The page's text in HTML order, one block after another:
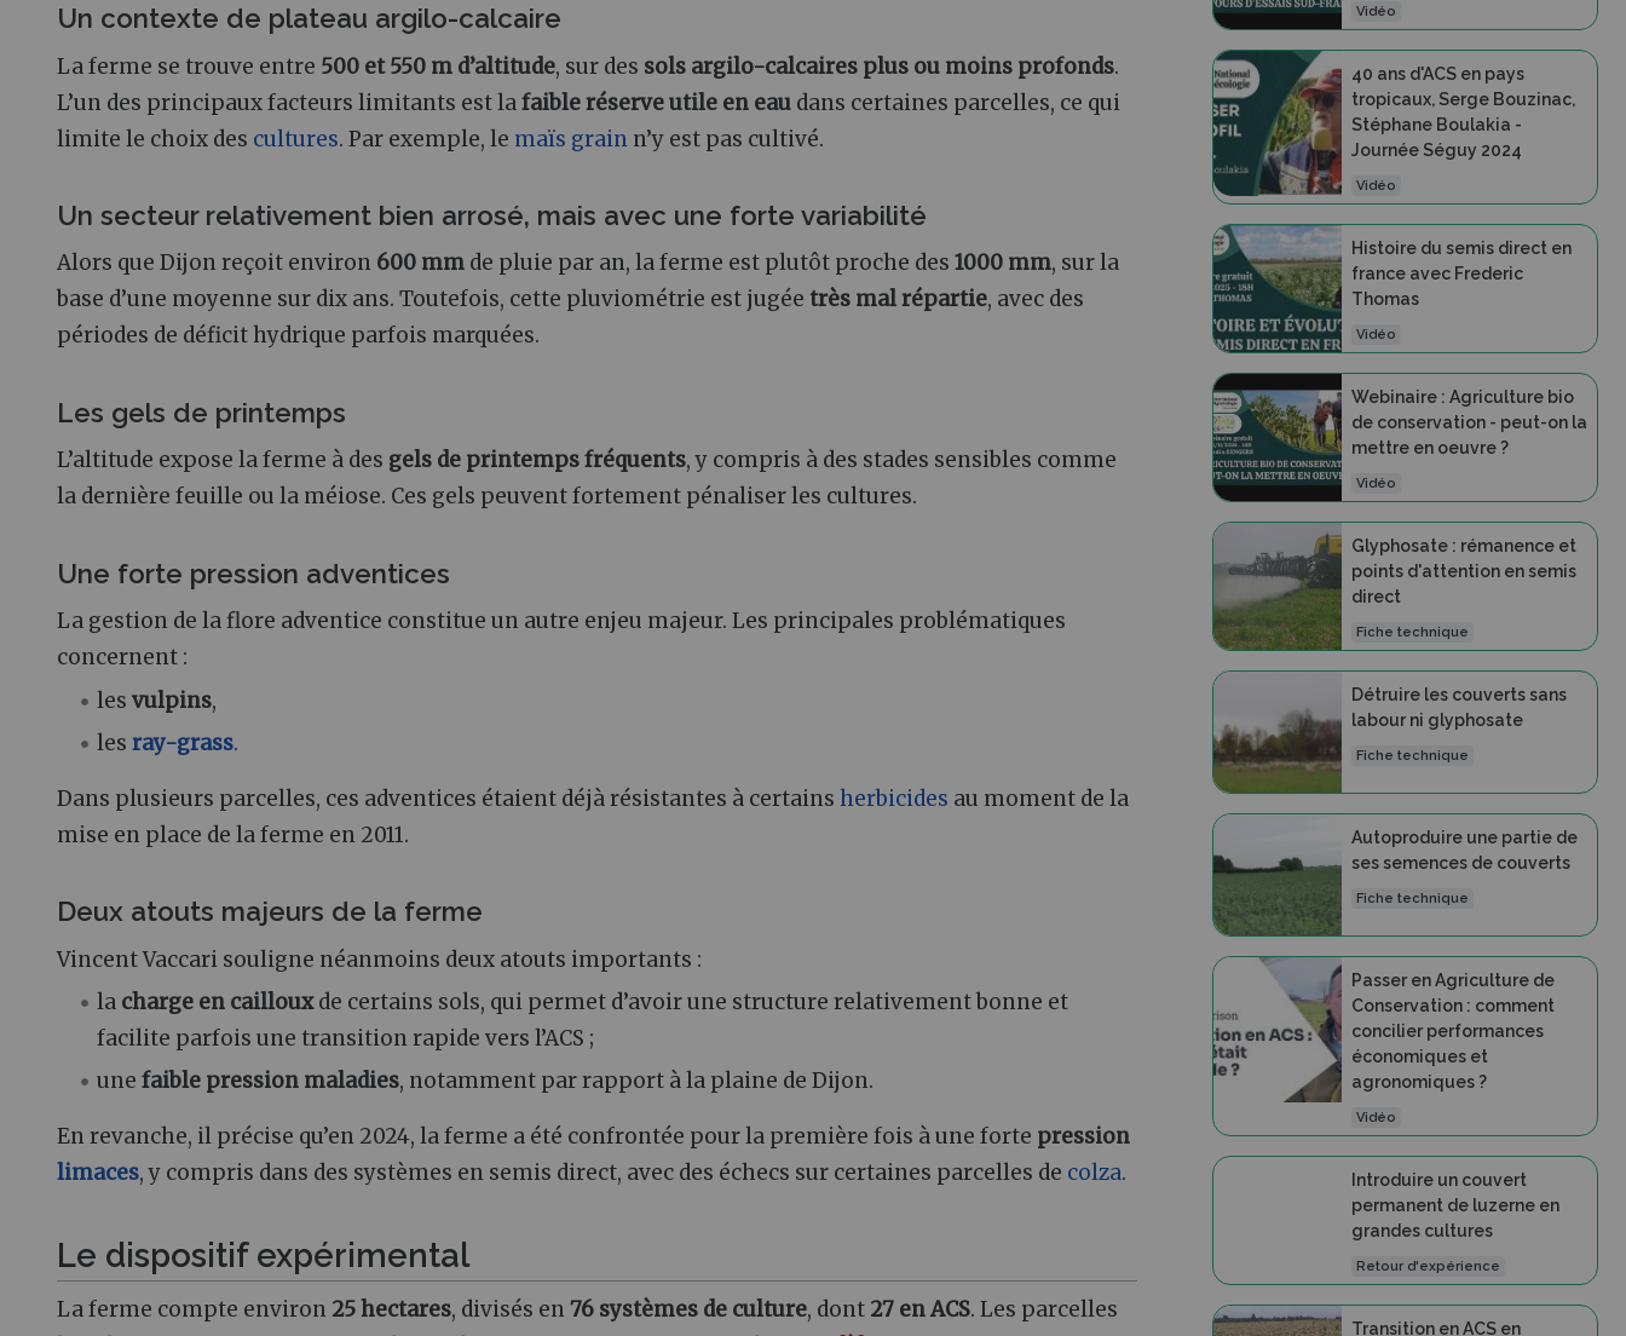
Un contexte de plateau argilo-calcaire
La ferme se trouve entre 500 et 550 m d’altitude, sur des sols argilo-calcaires plus ou moins profonds.
L’un des principaux facteurs limitants est lafaible réserve utile en eau dans certaines parcelles, ce qui
limite le choix des cultures. Par exemple, le maïs grain n’y est pas cultivé.
Un secteur relativement bien arrosé, mais avec une forte variabilité
Alors que Dijon reçoit environ 600 mm de pluie par an, la ferme est plutôt proche des 1000 mm, sur la
base d’une moyenne sur dix ans. Toutefois, cette pluviométrie est jugée très mal répartie, avec des
périodes de déficit hydrique parfois marquées.
Les gels de printemps
L’altitude expose la ferme à des gels de printemps fréquents, y compris à des stades sensibles comme
la dernière feuille ou la méiose. Ces gels peuvent fortement pénaliser les cultures.
Une forte pression adventices
La gestion de la flore adventice constitue un autre enjeu majeur. Les principales problématiques
concernent :
lesvulpins,
lesray-grass.
Dans plusieurs parcelles, ces adventices étaient déjà résistantes à certains herbicides au moment de la
mise en place de la ferme en 2011.
Deux atouts majeurs de la ferme
Vincent Vaccari souligne néanmoins deux atouts importants :
la charge en caillouxde certains sols, qui permet d’avoir une structure relativement bonne et
facilite parfois une transition rapide vers l’ACS ;
unefaible pression maladies, notamment par rapport à la plaine de Dijon.
En revanche, il précise qu’en 2024, la ferme a été confrontée pour la première fois à une forte pression
limaces, y compris dans des systèmes en semis direct, avec des échecs sur certaines parcelles de colza.
Le dispositif expérimental
La ferme compte environ 25 hectares, divisés en 76 systèmes de culture, dont 27 en ACS. Les parcelles
Vidéo
40 ans d'ACS en pays
tropicaux, Serge Bouzinac,
Stéphane Boulakia -
Journée Séguy 2024
Vidéo
Histoire du semis direct en
france avec Frederic
Thomas
Vidéo
Webinaire : Agriculture bio
de conservation - peut-on la
mettre en oeuvre ?
Vidéo
Glyphosate : rémanence et
points d'attention en semis
direct
Fiche technique
Détruire les couverts sans
labour ni glyphosate
Fiche technique
Autoproduire une partie de
ses semences de couverts
Fiche technique
Passer en Agriculture de
Conservation : comment
concilier performances
économiques et
agronomiques ?
Vidéo
Introduire un couvert
permanent de luzerne en
grandes cultures
Retour d'expérience
Transition en ACS en